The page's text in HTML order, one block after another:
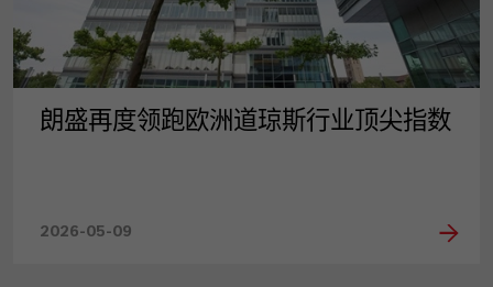
朗盛再度领跑欧洲道琼斯行业顶尖指数
2026-05-09